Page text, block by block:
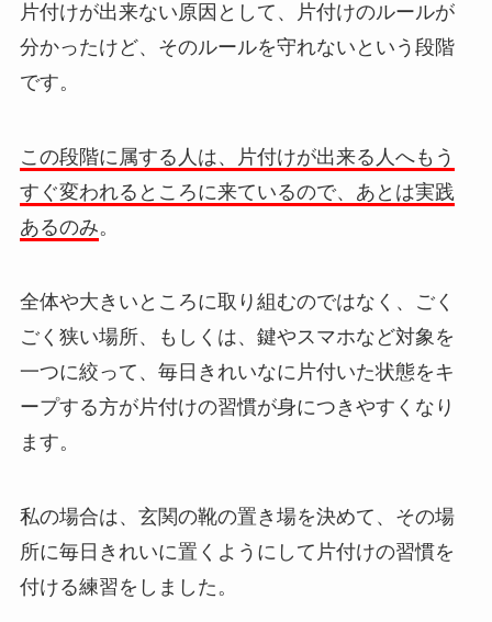
片付けが出来ない原因として、片付けのルールが
分かったけど、そのルールを守れないという段階
です。
この段階に属する人は、片付けが出来る人へもう
すぐ変われるところに来ているので、あとは実践
あるのみ。
全体や大きいところに取り組むのではなく、ごく
ごく狭い場所、もしくは、鍵やスマホなど対象を
一つに絞って、毎日きれいなに片付いた状態をキ
ープする方が片付けの習慣が身につきやすくなり
ます。
私の場合は、玄関の靴の置き場を決めて、その場
所に毎日きれいに置くようにして片付けの習慣を
付ける練習をしました。